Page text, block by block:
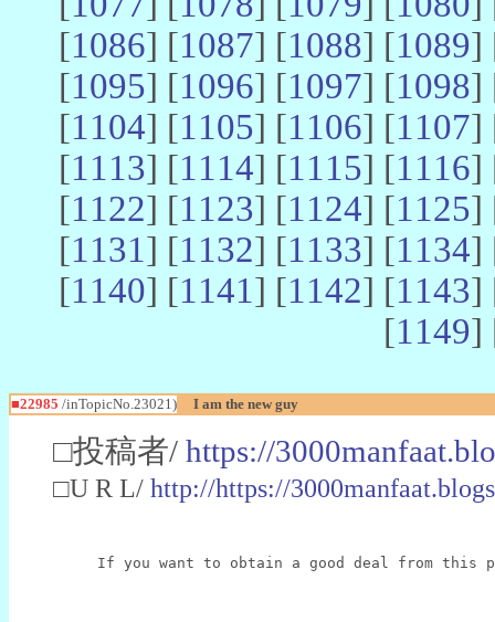
[1086] [1087] [1088] [1089]
[1095] [1096] [1097] [1098]
[1104] [1105] [1106] [1107]
[1113] [1114] [1115] [1116]
[1122] [1123] [1124] [1125]
[1131] [1132] [1133] [1134]
[1140] [1141] [1142] [1143]
[1149]
■22985 /inTopicNo.23021) I am the new guy
□投稿者/ https://
□U R L/ http://https://
If you want to obtain a good deal from this